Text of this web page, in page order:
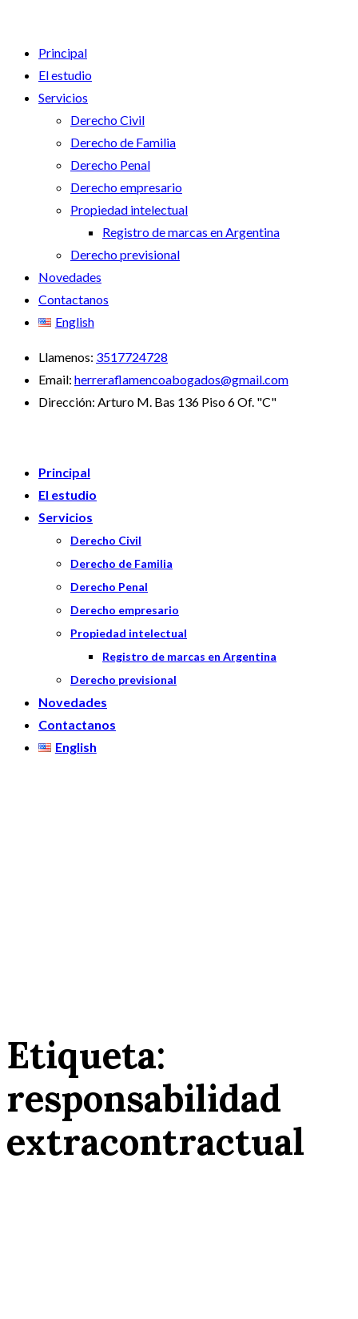
Principal
El estudio
Servicios
Derecho Civil
Derecho de Familia
Derecho Penal
Derecho empresario
Propiedad intelectual
Registro de marcas en Argentina
Derecho previsional
Novedades
Contactanos
English
Llamenos: 3517724728
Email: herreraflamencoabogados@gmail.com
Dirección: Arturo M. Bas 136 Piso 6 Of. "C"
Principal
El estudio
Servicios
Derecho Civil
Derecho de Familia
Derecho Penal
Derecho empresario
Propiedad intelectual
Registro de marcas en Argentina
Derecho previsional
Novedades
Contactanos
English
Etiqueta:
responsabilidad
extracontractual